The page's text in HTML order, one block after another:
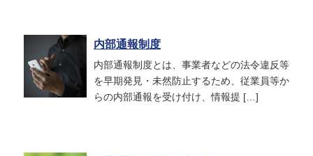
内部通報制度
内部通報制度とは、事業者などの法令違反等
を早期発見・未然防止するため、従業員等か
らの内部通報を受け付け、情報提 […]